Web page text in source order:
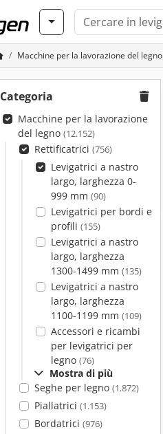
Macchine per la lavorazione del legno
Categoria
Macchine per la lavorazione
del legno (12.152)
Rettificatrici (756)
Levigatrici a nastro
largo, larghezza 0-
999 mm (90)
Levigatrici per bordi e
profili (155)
Levigatrici a nastro
largo, larghezza
1300-1499 mm (135)
Levigatrici a nastro
largo, larghezza
1100-1199 mm (109)
Accessori e ricambi
per levigatrici per
legno (76)
Mostra di più
Seghe per legno (1.872)
Piallatrici (1.153)
Bordatrici (976)